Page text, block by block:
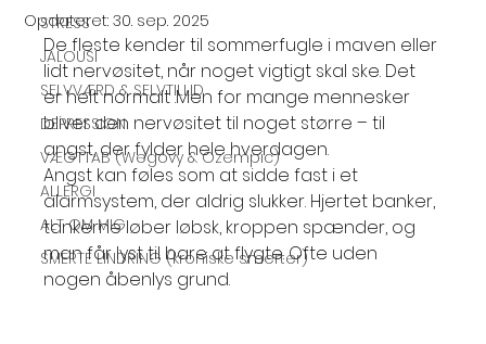
STRESS
JALOUSI
SELVVÆRD & SELVTILLID
DEPRESSION
VÆGTTAB (Wegovy & Ozempic)
ALLERGI
ALT OM MIG
SMERTE LINDRING (kroniske smerter)
Opdateret:30. sep. 2025
De fleste kender til sommerfugle i maven eller
lidt nervøsitet, når noget vigtigt skal ske. Det
er helt normalt .Men for mange mennesker
bliver den nervøsitet til noget større – til
angst, der fylder hele hverdagen.
Angst kan føles som at sidde fast i et
alarmsystem, der aldrig slukker. Hjertet banker,
tankerne løber løbsk, kroppen spænder, og
man får lyst til bare at flygte. Ofte uden
nogen åbenlys grund.